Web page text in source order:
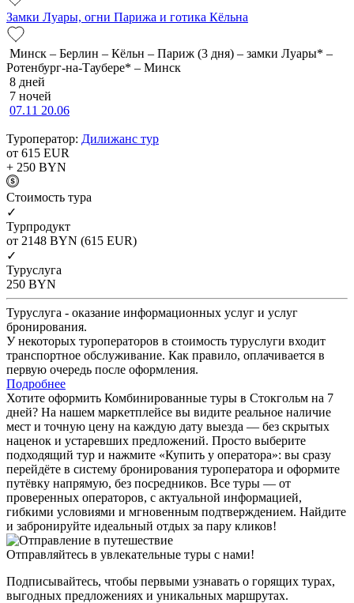
Замки Луары, огни Парижа и готика Кёльна
Минск – Берлин – Кёльн – Париж (3 дня) – замки Луары* –
Ротенбург-на-Таубере* – Минск
8 дней
7 ночей
07.11 20.06
Туроператор: Дилижанс тур
от 615 EUR
+ 250 BYN
Cтоимость тура
✓
Турпродукт
от 2148 BYN (615 EUR)
✓
Туруслуга
250 BYN
Туруслуга - оказание информационных услуг и услуг
бронирования.
У некоторых туроператоров в стоимость туруслуги входит
транспортное обслуживание. Как правило, оплачивается в
первую очередь после оформления.
Подробнее
Хотите оформить Комбинированные туры в Стокгольм на 7
дней? На нашем маркетплейсе вы видите реальное наличие
мест и точную цену на каждую дату выезда — без скрытых
наценок и устаревших предложений. Просто выберите
подходящий тур и нажмите «Купить у оператора»: вы сразу
перейдёте в систему бронирования туроператора и оформите
путёвку напрямую, без посредников. Все туры — от
проверенных операторов, с актуальной информацией,
гибкими условиями и мгновенным подтверждением. Найдите
и забронируйте идеальный отдых за пару кликов!
Отправляйтесь в увлекательные туры с нами!
Подписывайтесь, чтобы первыми узнавать о горящих турах,
выгодных предложениях и уникальных маршрутах.